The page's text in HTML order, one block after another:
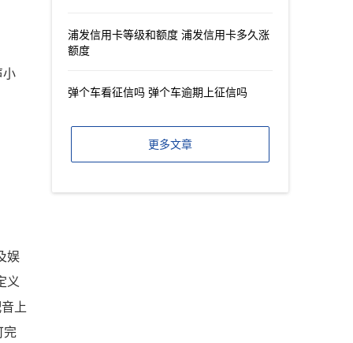
小
娱
义
上
完
浦发信用卡等级和额度 浦发信用卡多久涨
额度
弹个车看征信吗 弹个车逾期上征信吗
更多文章